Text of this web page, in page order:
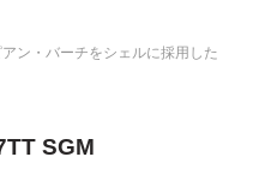
ン・バーチをシェルに採用した
SGM